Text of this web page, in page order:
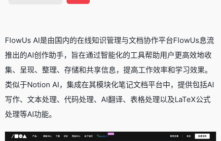
FlowUs AI是由国内的在线知识管理与文档协作平台FlowUs息流
推出的AI创作助手，旨在通过智能化的工具帮助用户更高效地收
集、呈现、整理、存储和共享信息，提高工作效率和学习效果。
类似于Notion AI，集成在其模块化笔记文档平台中，提供包括AI
写作、文本处理、代码处理、AI翻译、表格处理以及LaTeX公式
处理等AI功能。